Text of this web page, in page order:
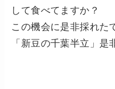
して食べてますか？
この機会に是非採れた
「新豆の千葉半立」是